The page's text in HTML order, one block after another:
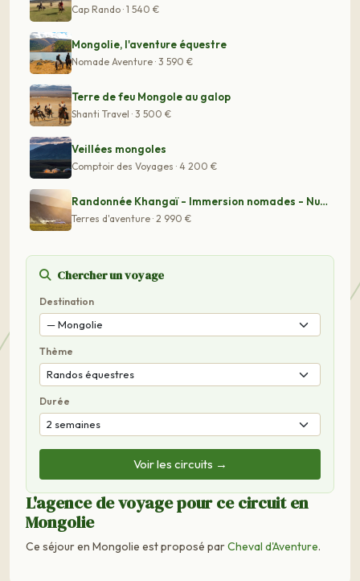
Cap Rando · 1 540 €
Mongolie, l'aventure équestre
Nomade Aventure · 3 590 €
Terre de feu Mongole au galop
Shanti Travel · 3 500 €
Veillées mongoles
Comptoir des Voyages · 4 200 €
Randonnée Khangaï - Immersion nomades - Nuits en yourte
Terres d'aventure · 2 990 €
Chercher un voyage
Destination
Thème
Durée
Voir les circuits →
L'agence de voyage pour ce circuit en
Mongolie
Ce séjour en Mongolie est proposé parCheval d'Aventure.